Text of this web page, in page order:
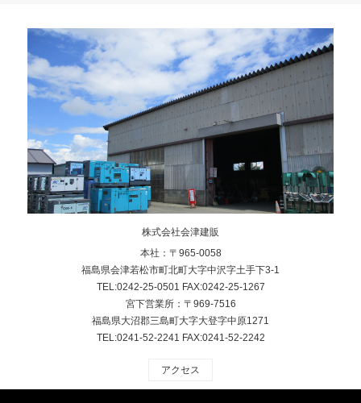
株式会社会津建販
本社：〒965-0058
福島県会津若松市町北町大字中沢字土手下3-1
TEL:0242-25-0501 FAX:0242-25-1267
宮下営業所：〒969-7516
福島県大沼郡三島町大字大登字中原1271
TEL:0241-52-2241 FAX:0241-52-2242
アクセス